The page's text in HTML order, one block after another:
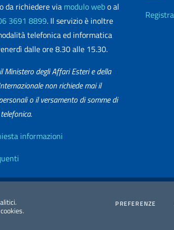
PREFERENZE
da richiedere via modulo webo al
3691 8899. Il servizio è inoltre
telefonica ed informatica
dalle ore 8.30 alle 15.30.
Ministero degli Affari Esteri e della
non richiede mai il
o il versamento di somme di
informazioni
Redazione Esteri
2026 Copyright